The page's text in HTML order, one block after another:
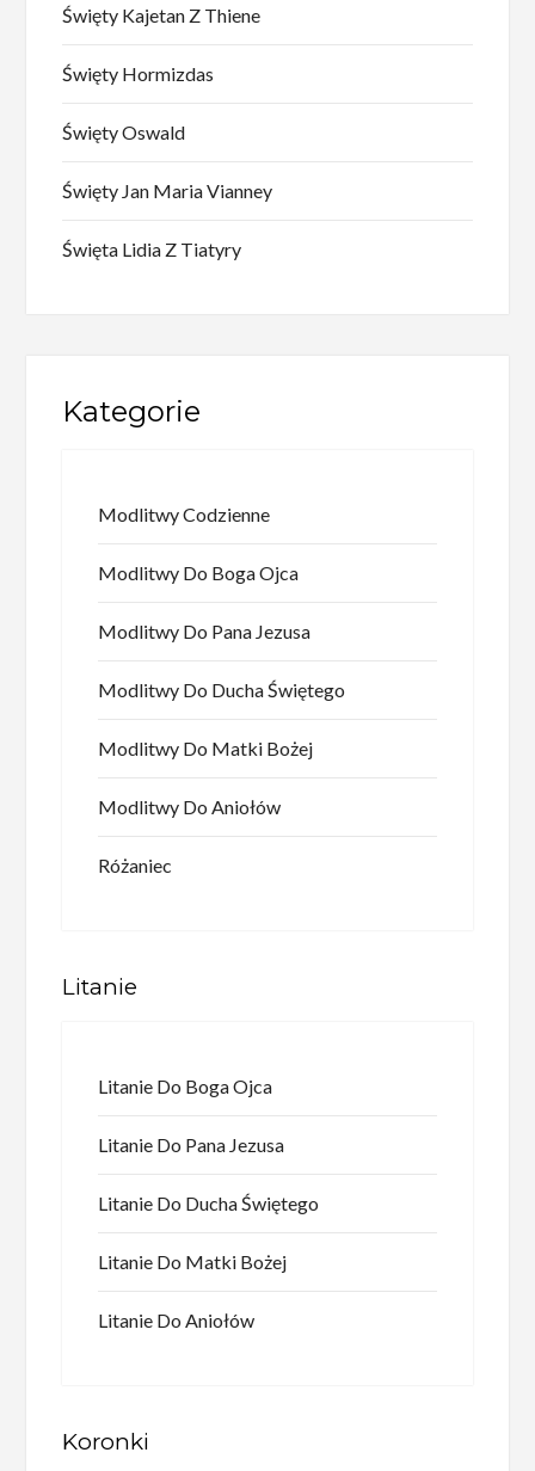
Święty Kajetan Z Thiene
Święty Hormizdas
Święty Oswald
Święty Jan Maria Vianney
Święta Lidia Z Tiatyry
Kategorie
Modlitwy Codzienne
Modlitwy Do Boga Ojca
Modlitwy Do Pana Jezusa
Modlitwy Do Ducha Świętego
Modlitwy Do Matki Bożej
Modlitwy Do Aniołów
Różaniec
Litanie
Litanie Do Boga Ojca
Litanie Do Pana Jezusa
Litanie Do Ducha Świętego
Litanie Do Matki Bożej
Litanie Do Aniołów
Koronki